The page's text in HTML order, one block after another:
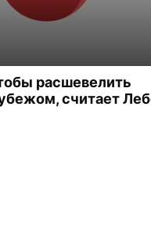
расшевелить
считает